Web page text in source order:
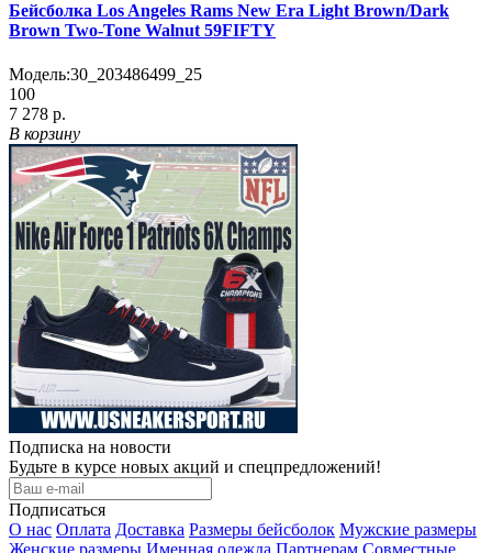
Бейсболка Los Angeles Rams New Era Light Brown/Dark
Brown Two-Tone Walnut 59FIFTY
Модель:30_203486499_25
100
7 278 р.
В корзину
Подписка на новости
Будьте в курсе новых акций и спецпредложений!
Подписаться
О нас Оплата Доставка Размеры бейсболок Мужские размеры
Женские размеры Именная одежда Партнерам Совместные